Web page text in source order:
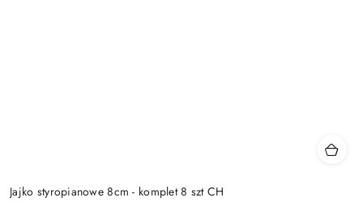
Jajko styropianowe 8cm - komplet 8 szt CH